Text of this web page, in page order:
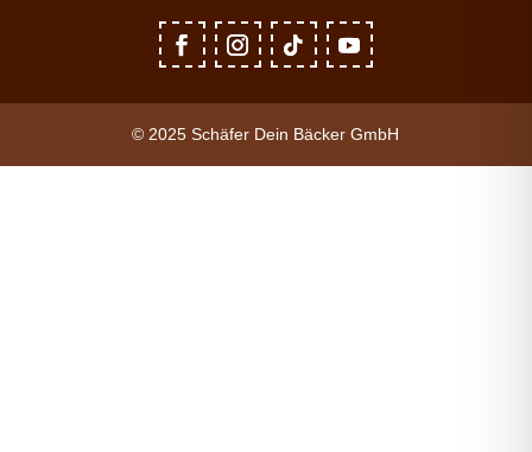
© 2025 Schäfer Dein Bäcker GmbH